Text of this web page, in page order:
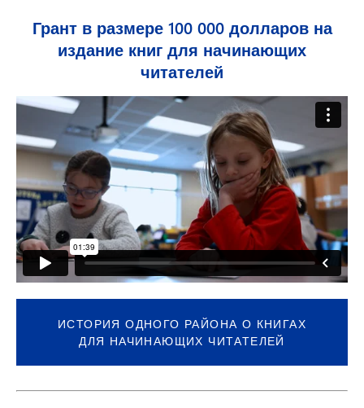
Грант в размере 100 000 долларов на
издание книг для начинающих
читателей
ИСТОРИЯ ОДНОГО РАЙОНА О КНИГАХ
ДЛЯ НАЧИНАЮЩИХ ЧИТАТЕЛЕЙ